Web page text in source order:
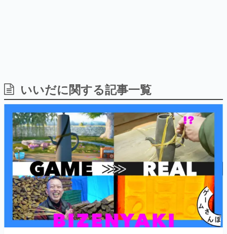
日本のコンテンツ産業やカルチャーに与えた影響を探る企
画です。
日本モバイルゲーム産業史
日本のモバイルゲーム史における主要なトピック・タイト
ルを網羅するほか、開発者へのインタビューや識者による
解説を掲載。約20年の歴史が一望できる決定版！
若ゲのいたり〜ゲームクリエイターの青春〜
『うつヌケ』『ペンと箸』等で知られるマンガ家・田中圭
一先生によるゲーム業界レポートマンガです。
なんでゲームは面白い？
ゲーム開発者・hamatsu氏がゲームの魅力を画面や操作の
具体的な形から解き明かしていく、硬派で骨太な評論連載
です。
いいだに関する記事一覧